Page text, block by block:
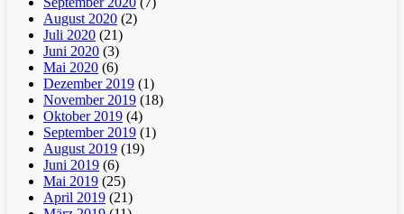
August 2020 (2)
Juli 2020 (21)
Juni 2020 (3)
Mai 2020 (6)
Dezember 2019 (1)
November 2019 (18)
Oktober 2019 (4)
September 2019 (1)
August 2019 (19)
Juni 2019 (6)
Mai 2019 (25)
April 2019 (21)